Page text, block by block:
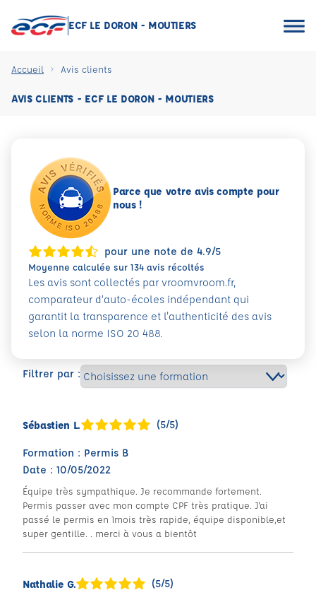
ECF LE DORON - MOUTIERS
Accueil Avis clients
AVIS CLIENTS - ECF LE DORON - MOUTIERS
Filtrer par :
Sébastien L. (5/5)
Formation : Permis B
Date : 10/05/2022
Équipe très sympathique. Je recommande fortement.
Permis passer avec mon compte CPF très pratique. J'ai
passé le permis en 1mois très rapide, équipe disponible,et
super gentille. . merci à vous a bientôt
Nathalie G. (5/5)
Parce que votre avis compte pour
nous !
pour une note de 4.9/5
Moyenne calculée sur 134 avis récoltés
Les avis sont collectés par vroomvroom.fr,
comparateur d’auto-écoles indépendant qui
garantit la transparence et l'authenticité des avis
selon la norme ISO 20 488.